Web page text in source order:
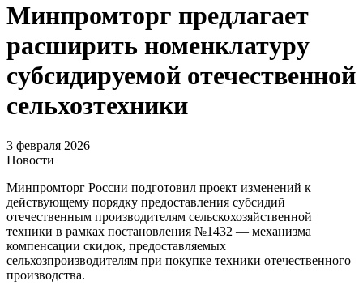
Минпромторг предлагает
расширить номенклатуру
субсидируемой отечественной
сельхозтехники
3 февраля 2026
Новости
Минпромторг России подготовил проект изменений к
действующему порядку предоставления субсидий
отечественным производителям сельскохозяйственной
техники в рамках постановления №1432 — механизма
компенсации скидок, предоставляемых
сельхозпроизводителям при покупке техники отечественного
производства.